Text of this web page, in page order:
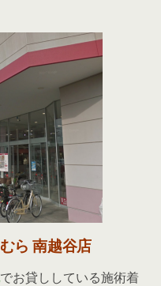
ら 南越谷店
でお貸ししている施術着